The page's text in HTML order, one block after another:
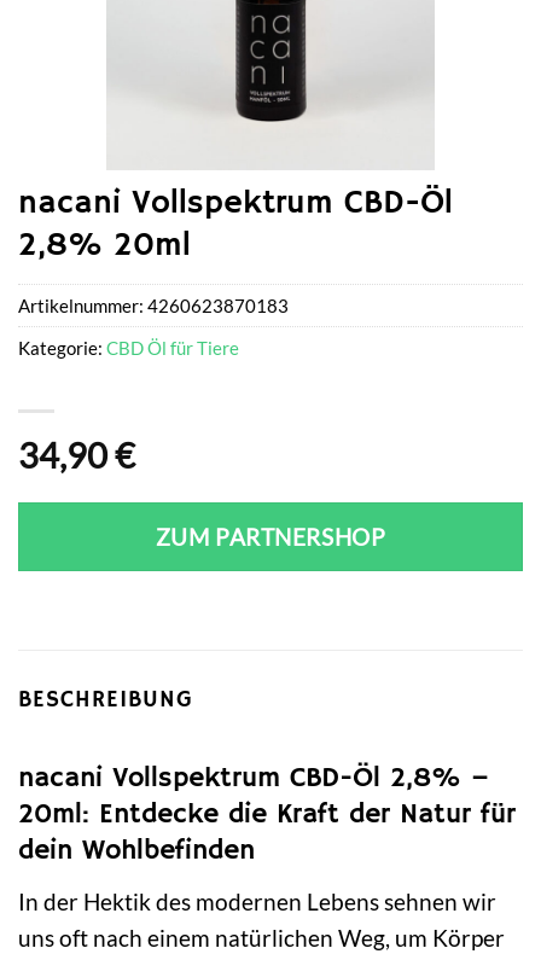
nacani Vollspektrum CBD-Öl
2,8% 20ml
34,90€
ZUM PARTNERSHOP
Artikelnummer: 4260623870183
Kategorie: CBD Öl für Tiere
BESCHREIBUNG
nacani Vollspektrum CBD-Öl 2,8% –
20ml: Entdecke die Kraft der Natur für
dein Wohlbefinden
In der Hektik des modernen Lebens sehnen wir
uns oft nach einem natürlichen Weg, um Körper